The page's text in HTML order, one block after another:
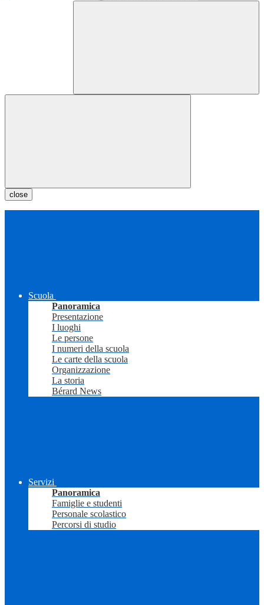
close
Scuola
Panoramica
Presentazione
I luoghi
Le persone
I numeri della scuola
Le carte della scuola
Organizzazione
La storia
Bérard News
Servizi
Panoramica
Famiglie e studenti
Personale scolastico
Percorsi di studio